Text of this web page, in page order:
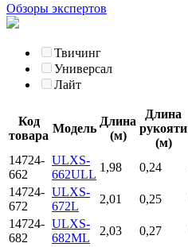
Обзоры экспертов
Код
товара
Модель
Длина
(м)
Длина
рукояти
(м)
14724-
662
ULXS-
662ULL
1,98 0,24
14724-
672
ULXS-
672L
2,01 0,25
14724-
682
ULXS-
682ML
2,03 0,27
Твичинг
Универсал
Лайт